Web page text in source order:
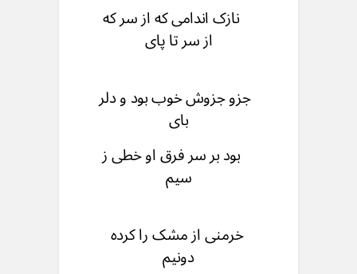
نازک اندامی که از سر که
از سر تا پای
جزو جزوش خوب بود و دلر
بای
بود بر سر فرق او خطی ز
سیم
خرمنی از مشک را كرده
دونیم